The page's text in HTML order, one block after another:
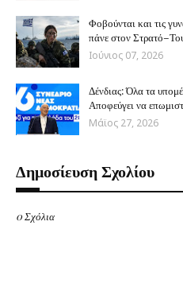
Φοβούνται και τις
πάνε στον
Ιούνιος 07, 2026
Δένδιας: Όλα τα
Αποφεύγει να
Μάϊος 27, 2026
Δημοσίευση Σχολίου
0 Σχόλια